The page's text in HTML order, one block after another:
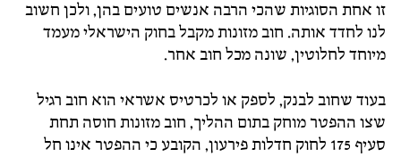
זו אחת הסוגיות שהכי הרבה אנשים טועים בהן, ולכן חשוב
לנו לחדד אותה. חוב מזונות מקבל בחוק הישראלי מעמד
מיוחד לחלוטין, שונה מכל חוב אחר.
בעוד שחוב לבנק, לספק או לכרטיס אשראי הוא חוב רגיל
שצו ההפטר מוחק בתום ההליך, חוב מזונות חוסה תחת
סעיף 175 לחוק חדלות פירעון, הקובע כי ההפטר אינו חל